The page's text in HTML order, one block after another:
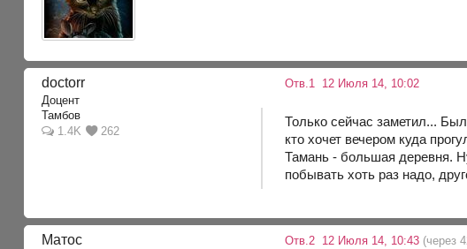
doctorr
Доцент
Тамбов
1.4K
262
Отв.1 12 Июля 14, 10:02
Только сейчас заметил...
кто хочет вечером куда
Тамань - большая деревня.
побывать хоть раз надо,
Матос Отв.2 12 Июля 14, 10:43 (через